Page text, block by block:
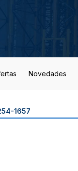
Novedades
1657